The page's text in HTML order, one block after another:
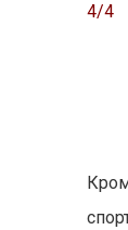
4/4